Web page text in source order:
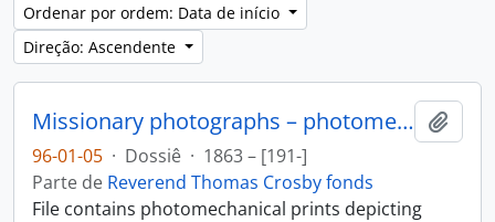
Ordenar por ordem: Data de início
Direção: Ascendente
Missionary photographs – photomechanical
96-01-05 · Dossiê · 1863 – [191-]
Parte de Reverend Thomas Crosby fonds
File contains photomechanical prints depicting